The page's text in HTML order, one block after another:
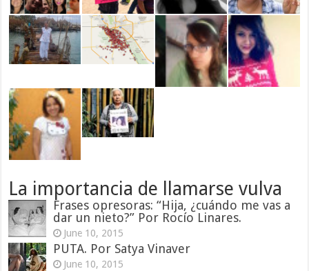
La importancia de llamarse vulva
Frases opresoras: “Hija, ¿cuándo me vas a
dar un nieto?” Por Rocío Linares.
June 10, 2015
PUTA. Por Satya Vinaver
June 10, 2015